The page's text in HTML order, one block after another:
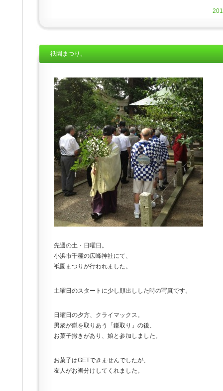
祇園まつり。
先週の土・日曜日。
小浜市千種の広峰神社にて、
祇園まつりが行われました。
土曜日のスタートに少し顔出しした時の写真です。
日曜日の夕方、クライマックス。
男衆が鎌を取りあう「鎌取り」の後、
お菓子撒きがあり、娘と参加しました。
お菓子はGETできませんでしたが、
友人がお裾分けしてくれました。